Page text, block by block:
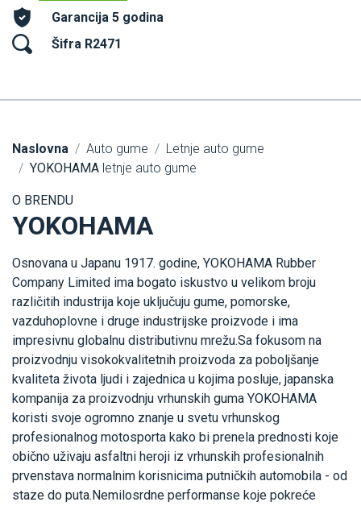
Garancija 5 godina
Šifra R2471
Naslovna Auto gume
Letnje auto gume
YOKOHAMA letnje auto gume
O BRENDU
YOKOHAMA
Osnovana u Japanu 1917. godine, YOKOHAMA Rubber
Company Limited ima bogato iskustvo u velikom broju
različitih industrija koje uključuju gume, pomorske,
vazduhoplovne i druge industrijske proizvode i ima
impresivnu globalnu distributivnu mrežu.Sa fokusom na
proizvodnju visokokvalitetnih proizvoda za poboljšanje
kvaliteta života ljudi i zajednica u kojima posluje, japanska
kompanija za proizvodnju vrhunskih guma YOKOHAMA
koristi svoje ogromno znanje u svetu vrhunskog
profesionalnog motosporta kako bi prenela prednosti koje
obično uživaju asfaltni heroji iz vrhunskih profesionalnih
prvenstava normalnim korisnicima putničkih automobila - od
staze do puta.Nemilosrdne performanse koje pokreće